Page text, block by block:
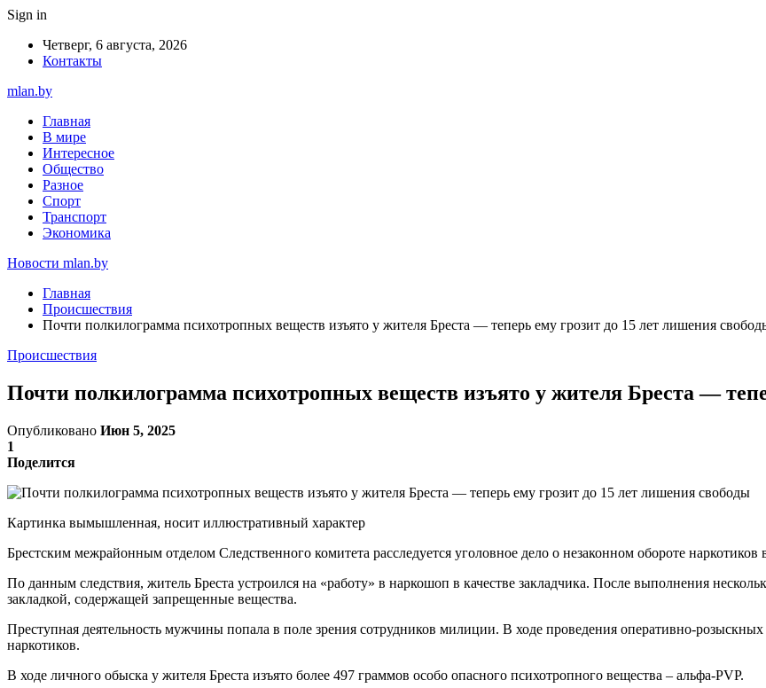
Sign in
Четверг, 6 августа, 2026
Контакты
mlan.by
Главная
В мире
Интересное
Общество
Разное
Спорт
Транспорт
Экономика
Новости mlan.by
Главная
Происшествия
Почти полкилограмма психотропных веществ изъято у жителя Бреста — теперь ему грозит до 15 лет лишения
Происшествия
Почти полкилограмма психотропных веществ изъято у жителя Бреста —
Опубликовано Июн 5, 2025
1
Поделится
Картинка вымышленная, носит иллюстративный характер
Брестским межрайонным отделом Следственного комитета расследуется уголовное дело о незаконном обороте
По данным следствия, житель Бреста устроился на «работу» в наркошоп в качестве закладчика. После выполнения
закладкой, содержащей запрещенные вещества.
Преступная деятельность мужчины попала в поле зрения сотрудников милиции. В ходе проведения оперативно-
наркотиков.
В ходе личного обыска у жителя Бреста изъято более 497 граммов особо опасного психотропного вещества – альфа-PVP.